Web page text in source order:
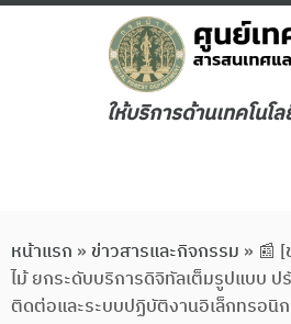
ให้บริการด้านเทคโนโ
หน้าแรก »ข่าวสารและกิจกรรม » 📰
ไม้ ยกระดับบริการดิจิทัลเต็มรูปแบบ
ติดต่อและระบบปฏิบัติงานอิเล็กทรอนิ